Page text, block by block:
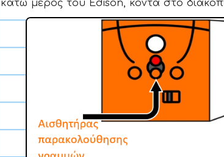
κάτω μέρος του Edison, κοντά στο